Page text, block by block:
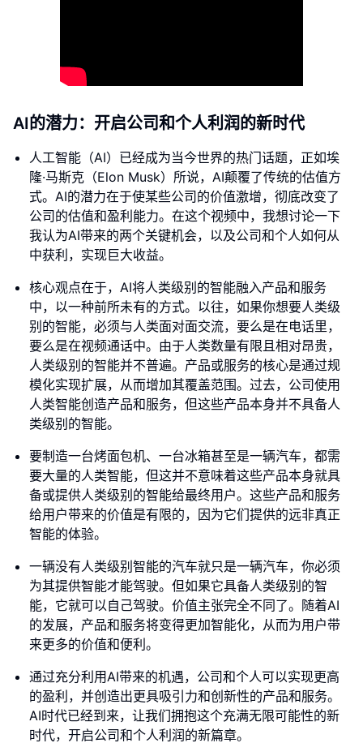
AI的潜力：开启公司和个人利润的新时代
人工智能（AI）已经成为当今世界的热门话题，正如埃
隆·马斯克（Elon Musk）所说，AI颠覆了传统的估值方
式。AI的潜力在于使某些公司的价值激增，彻底改变了
公司的估值和盈利能力。在这个视频中，我想讨论一下
我认为AI带来的两个关键机会，以及公司和个人如何从
中获利，实现巨大收益。
核心观点在于，AI将人类级别的智能融入产品和服务
中，以一种前所未有的方式。以往，如果你想要人类级
别的智能，必须与人类面对面交流，要么是在电话里，
要么是在视频通话中。由于人类数量有限且相对昂贵，
人类级别的智能并不普遍。产品或服务的核心是通过规
模化实现扩展，从而增加其覆盖范围。过去，公司使用
人类智能创造产品和服务，但这些产品本身并不具备人
类级别的智能。
要制造一台烤面包机、一台冰箱甚至是一辆汽车，都需
要大量的人类智能，但这并不意味着这些产品本身就具
备或提供人类级别的智能给最终用户。这些产品和服务
给用户带来的价值是有限的，因为它们提供的远非真正
智能的体验。
一辆没有人类级别智能的汽车就只是一辆汽车，你必须
为其提供智能才能驾驶。但如果它具备人类级别的智
能，它就可以自己驾驶。价值主张完全不同了。随着AI
的发展，产品和服务将变得更加智能化，从而为用户带
来更多的价值和便利。
通过充分利用AI带来的机遇，公司和个人可以实现更高
的盈利，并创造出更具吸引力和创新性的产品和服务。
AI时代已经到来，让我们拥抱这个充满无限可能性的新
时代，开启公司和个人利润的新篇章。